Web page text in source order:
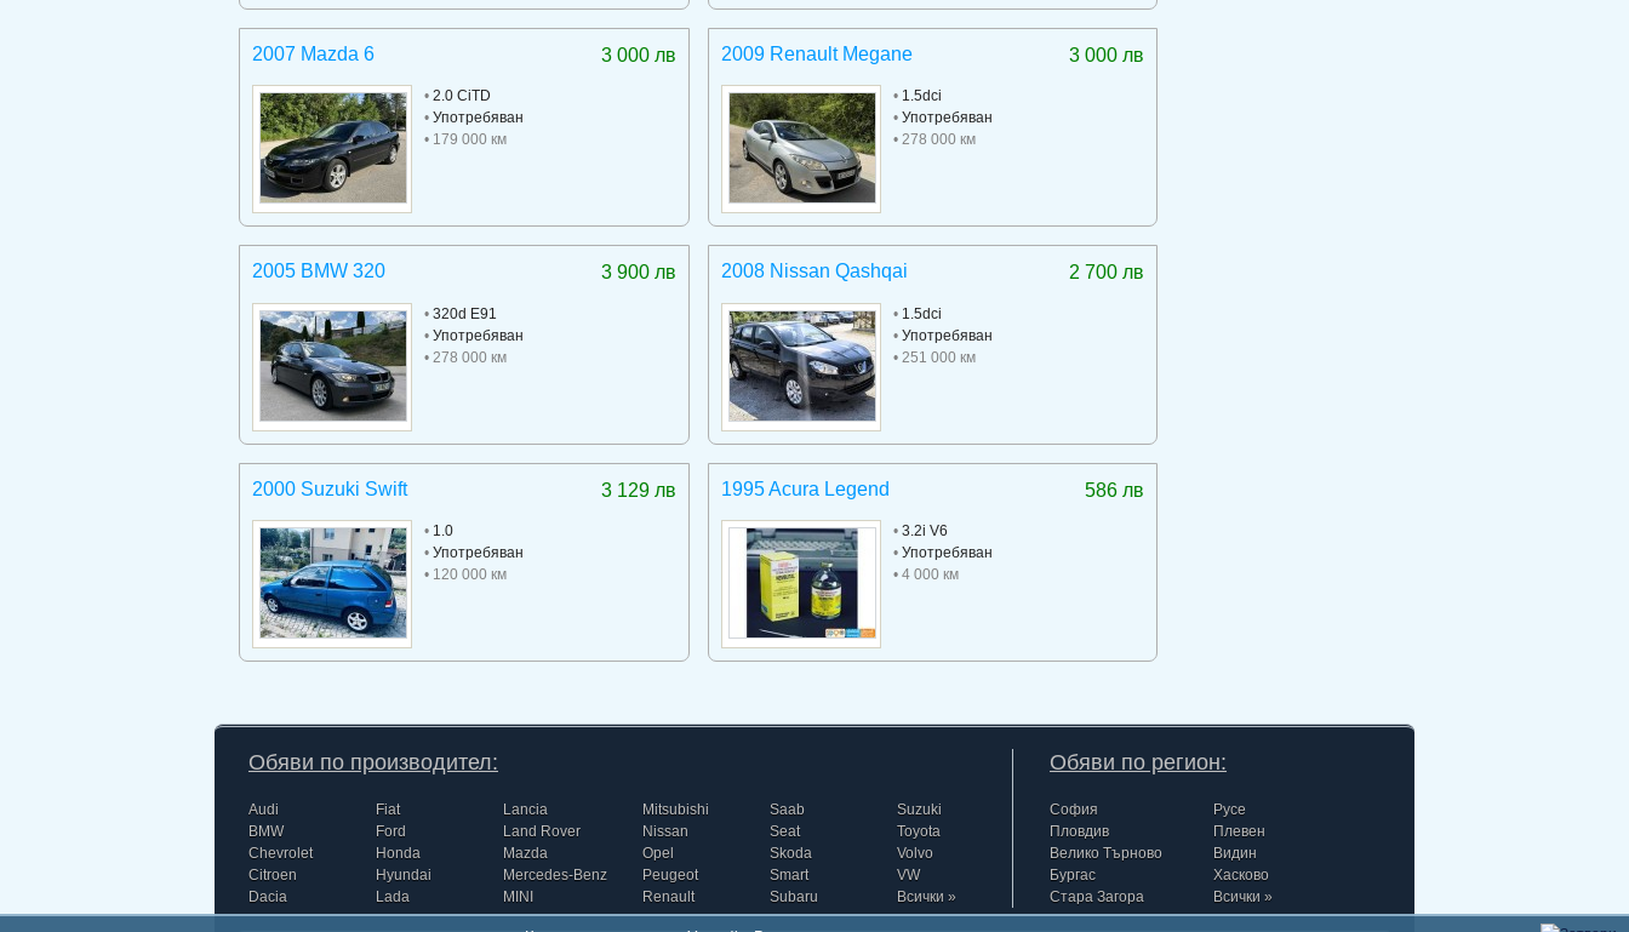
3 000 лв
2007 Mazda 6
• 2.0 CiTD
• Употребяван
• 179 000 км
3 000 лв
2009 Renault Megane
•1.5dci
•Употребяван
• 278 000 км
3 900 лв
2005 BMW 320
• 320d E91
• Употребяван
• 278 000 км
2 700 лв
2008 Nissan Qashqai
•1.5dci
•Употребяван
• 251 000 км
3 129 лв
2000 Suzuki Swift
• 1.0
• Употребяван
• 120 000 км
586 лв
1995 Acura Legend
•3.2i V6
•Употребяван
• 4 000 км
Обяви по производител:
Audi
BMW
Chevrolet
Citroen
Dacia
Fiat
Ford
Honda
Hyundai
Lada
Lancia
Land Rover
Mazda
Mercedes-Benz
MINI
Mitsubishi
Nissan
Opel
Peugeot
Renault
Saab
Seat
Skoda
Smart
Subaru
Suzuki
Toyota
Volvo
VW
Всички »
Обяви по регион:
София
Пловдив
Велико Търново
Бургас
Стара Загора
Русе
Плевен
Видин
Хасково
Всички »